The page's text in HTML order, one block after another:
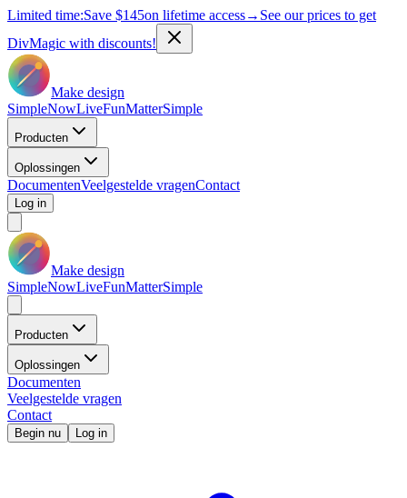
Limited time:Save $145on lifetime access→ See our prices to get
DivMagic with discounts!
Make design
SimpleNowLiveFunMatterSimple
Producten
Oplossingen
DocumentenVeelgestelde vragenContact
Log in
Make design
SimpleNowLiveFunMatterSimple
Producten
Oplossingen
Documenten
Veelgestelde vragen
Contact
Begin nu Log in